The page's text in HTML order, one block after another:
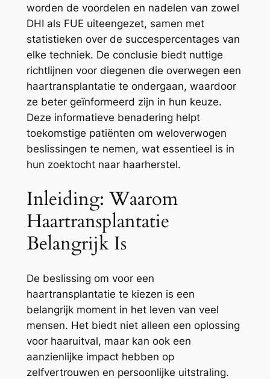
worden de voordelen en nadelen van zowel
DHI als FUE uiteengezet, samen met
statistieken over de succespercentages van
elke techniek. De conclusie biedt nuttige
richtlijnen voor diegenen die overwegen een
haartransplantatie te ondergaan, waardoor
ze beter geïnformeerd zijn in hun keuze.
Deze informatieve benadering helpt
toekomstige patiënten om weloverwogen
beslissingen te nemen, wat essentieel is in
hun zoektocht naar haarherstel.
Inleiding: Waarom
Haartransplantatie
Belangrijk Is
De beslissing om voor een
haartransplantatie te kiezen is een
belangrijk moment in het leven van veel
mensen. Het biedt niet alleen een oplossing
voor haaruitval, maar kan ook een
aanzienlijke impact hebben op
zelfvertrouwen en persoonlijke uitstraling.